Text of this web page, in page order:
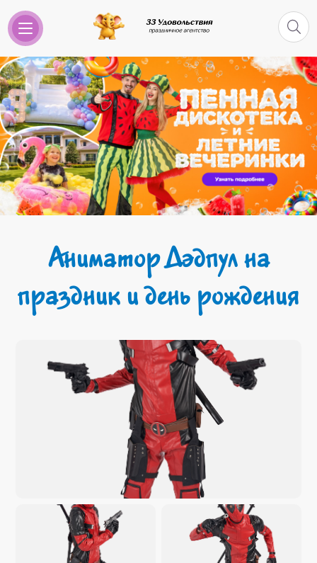
Аниматор Дэдпул на
праздник и день рождения